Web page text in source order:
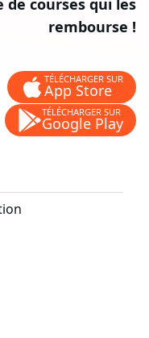
rembourse !
TÉLÉCHARGER SUR
App Store
TÉLÉCHARGER SUR
Google Play